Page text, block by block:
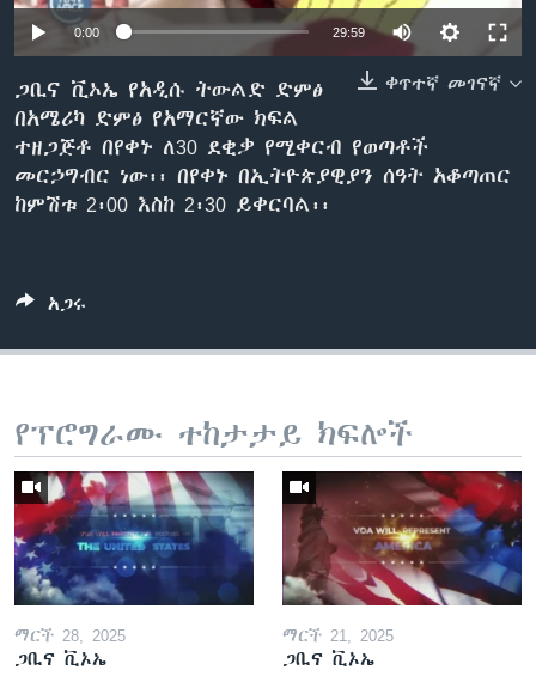
ቋንቋዎች
0:00 29:59
ቀጥተኛ መገናኛ
ጋቢና ቪኦኤ የአዲሱ ትውልድ ድምፅ
በአሜሪካ ድምፅ የአማርኛው ክፍል
ተዘጋጅቶ በየቀኑ ለ30 ደቂቃ የሚቀርብ የወጣቶች
መርኃግብር ነው፡፡ በየቀኑ በኢትዮጵያዊያን ሰዓት አቆጣጠር
ከምሽቱ 2፡00 እስከ 2፡30 ይቀርባል፡፡
አጋሩ
የፕሮግራሙ ተከታታይ ክፍሎች
ማርች 28, 2025
ጋቢና ቪኦኤ
ማርች 21, 2025
ጋቢና ቪኦኤ